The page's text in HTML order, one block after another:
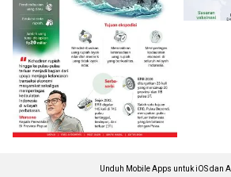
Unduh Mobile Apps untuk iOS dan